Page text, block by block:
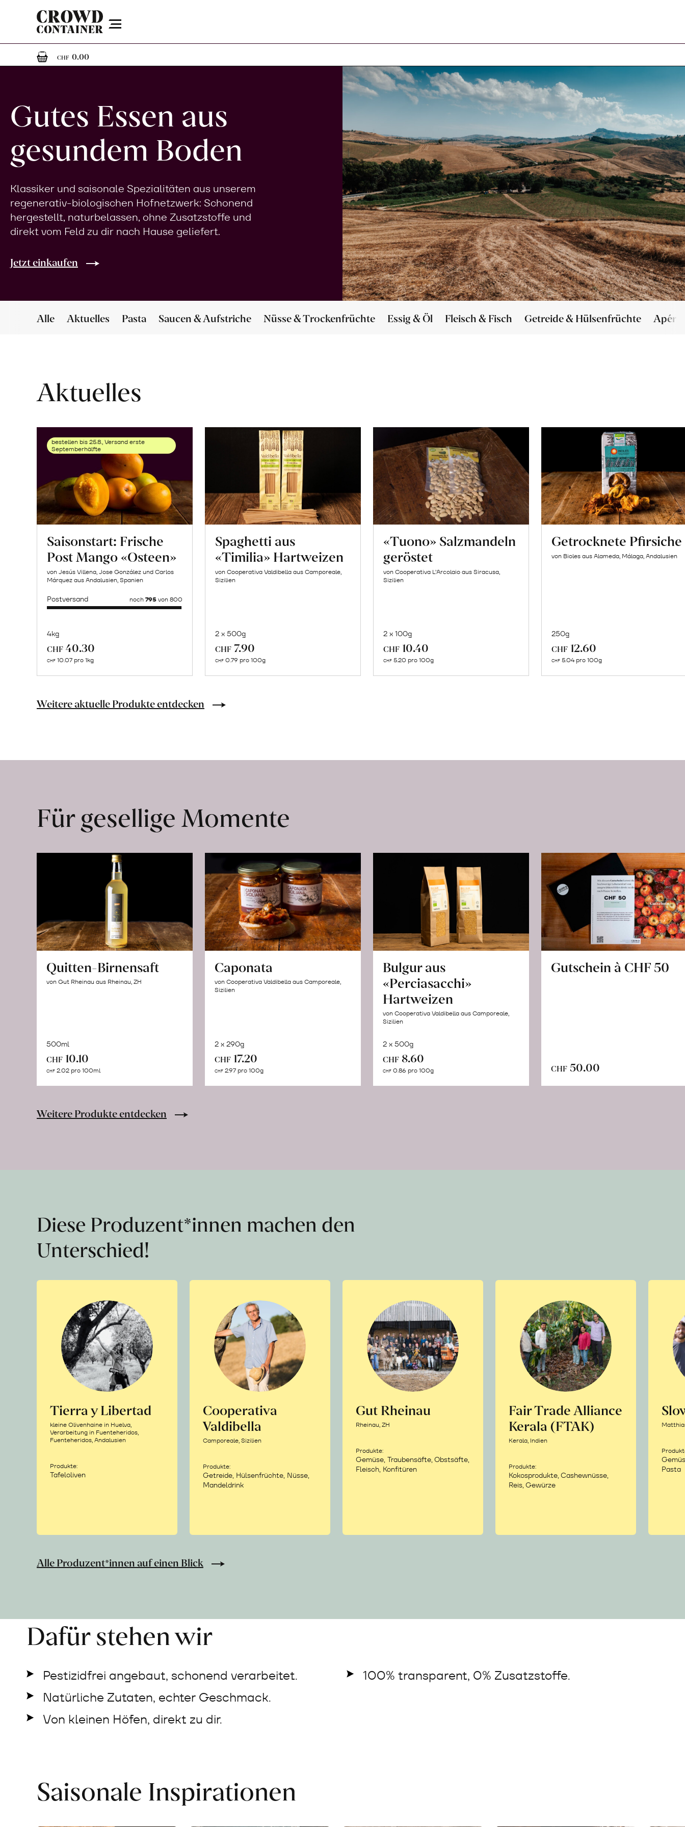
Menu
CHF 0.000 Artikel im Warenkorb
Gutes Essen aus
gesundem Boden
Klassiker und saisonale Spezialitäten aus unserem
regenerativ-biologischen Hofnetzwerk: Schonend
hergestellt, naturbelassen, ohne Zusatzstoffe und
direkt vom Feld zu dir nach Hause geliefert.
Jetzt einkaufen
Alle Aktuelles Pasta Saucen & Aufstriche Nüsse & Trockenfrüchte Essig & Öl Fleisch & Fisch Getreide & Hülsenfrüchte Apéro
Aktuelles
bestellen bis 25.8., Versand erste
Septemberhälfte
Saisonstart: Frische
Post Mango «Osteen»
von Jesús Villena, Jose González und Carlos
Márquez aus Andalusien, Spanien
Postversand noch 795von 800
4kg
CHF 40.30
CHF 10.07 pro 1kg
Naturbelassene
Lebensmittel
ab
Spaghetti aus
«Timilia» Hartweizen
von Cooperativa Valdibella aus Camporeale,
Sizilien
2 x 500g
CHF 7.90
CHF 0.79 pro 100g
«Tuono» Salzmandeln
geröstet
von Cooperativa L’Arcolaio aus Siracusa,
Sizilien
2 x 100g
CHF 10.40
CHF 5.20 pro 100g
Getrocknete Pfirsiche
von Bioles aus Alameda, Málaga, Andalusien
250g
CHF 12.60
CHF 5.04 pro 100g
Weitere aktuelle Produkte entdecken
Für gesellige Momente
Quitten-Birnensaft
von Gut Rheinau aus Rheinau, ZH
500ml
CHF 10.10
CHF 2.02 pro 100ml
Caponata
von Cooperativa Valdibella aus Camporeale,
Sizilien
2 x 290g
CHF 17.20
CHF 2.97 pro 100g
Bulgur aus
«Perciasacchi»
Hartweizen
von Cooperativa Valdibella aus Camporeale,
Sizilien
2 x 500g
CHF 8.60
CHF 0.86 pro 100g
Gutschein à CHF 50
CHF 50.00
Warenkorb
Weitere Produkte entdecken
Diese Produzent*innen machen den
Unterschied!
Tierra y Libertad
kleine Olivenhaine in Huelva,
Verarbeitung in Fuenteheridos,
Fuenteheridos, Andalusien
Produkte:
Tafeloliven
Cooperativa
Valdibella
Camporeale, Sizilien
Produkte:
Getreide, Hülsenfrüchte, Nüsse,
Mandeldrink
Gut Rheinau
Rheinau, ZH
Produkte:
Gemüse, Traubensäfte, Obstsäfte,
Fleisch, Konfitüren
Fair Trade Alliance
Kerala (FTAK)
Kerala, Indien
Produkte:
Kokosprodukte, Cashewnüsse,
Reis, Gewürze
Pasta
Alle Produzent*innen auf einen Blick
Dafür stehen wir
Pestizidfrei angebaut, schonend verarbeitet.
Natürliche Zutaten, echter Geschmack.
Von kleinen Höfen, direkt zu dir.
100% transparent, 0% Zusatzstoffe.
Saisonale Inspirationen